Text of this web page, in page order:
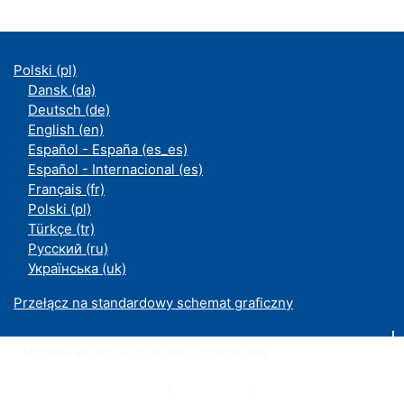
Polski ‎(pl)‎
Dansk ‎(da)‎
Deutsch ‎(de)‎
English ‎(en)‎
Español - España ‎(es_es)‎
Español - Internacional ‎(es)‎
Français ‎(fr)‎
Polski ‎(pl)‎
Türkçe ‎(tr)‎
Русский ‎(ru)‎
Українська ‎(uk)‎
Przełącz na standardowy schemat graficzny